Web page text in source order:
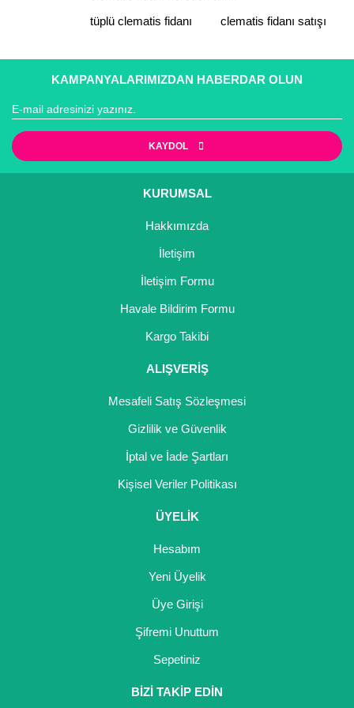
Gönder
tüplü clematis fidanı
clematis fidanı satışı
KAMPANYALARIMIZDAN HABERDAR OLUN
KAYDOL
KURUMSAL
Hakkımızda
İletişim
İletişim Formu
Havale Bildirim Formu
Kargo Takibi
ALIŞVERİŞ
Mesafeli Satış Sözleşmesi
Gizlilik ve Güvenlik
İptal ve İade Şartları
Kişisel Veriler Politikası
ÜYELİK
Hesabım
Yeni Üyelik
Üye Girişi
Şifremi Unuttum
Sepetiniz
BİZİ TAKİP EDİN